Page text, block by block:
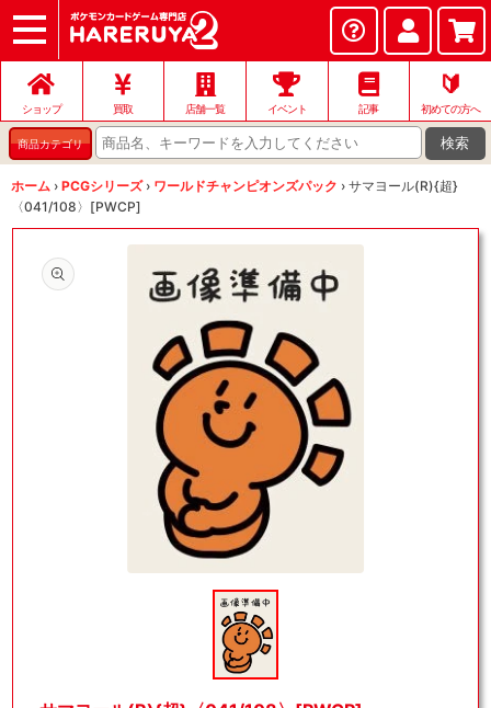
ショップ
店頭買取
ネット買取
店舗一覧
イベント
お問い合わせ
ショップ 買取 店舗一覧 イベント 記事
🔰
初めての方へ
商品カテゴリ 検索
ホーム › PCGシリーズ › ワールドチャンピオンズパック › サマヨール(R){超}
〈041/108〉[PWCP]